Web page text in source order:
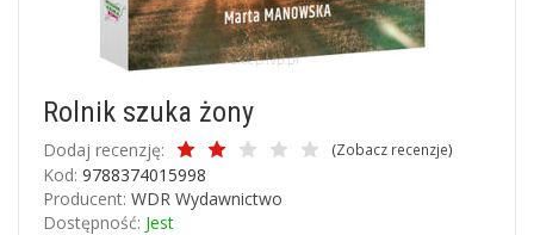
Rolnik szuka żony
Dodaj recenzję: (Zobacz recenzje)
Kod: 9788374015998
Producent: WDR Wydawnictwo
Dostępność: Jest